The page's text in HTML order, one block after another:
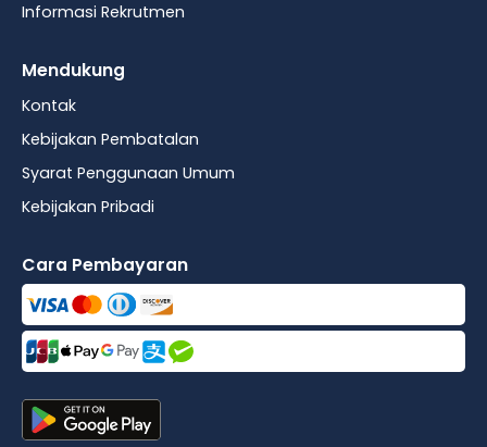
Informasi Rekrutmen
Mendukung
Kontak
Kebijakan Pembatalan
Syarat Penggunaan Umum
Kebijakan Pribadi
Cara Pembayaran